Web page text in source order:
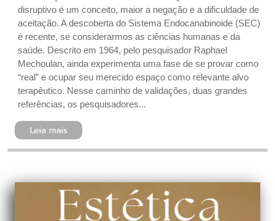
disruptivo é um conceito, maior a negação e a dificuldade de
aceitação. A descoberta do Sistema Endocanabinoide (SEC)
é recente, se considerarmos as ciências humanas e da
saúde. Descrito em 1964, pelo pesquisador Raphael
Mechoulan, ainda experimenta uma fase de se provar como
“real” e ocupar seu merecido espaço como relevante alvo
terapêutico. Nesse caminho de validações, duas grandes
referências, os pesquisadores...
Leia mais